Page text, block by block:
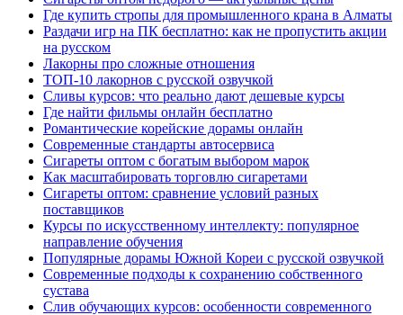
Где купить стропы для промышленного крана в Алматы
Раздачи игр на ПК бесплатно: как не пропустить акции
на русском
Лакорны про сложные отношения
ТОП-10 лакорнов с русской озвучкой
Сливы курсов: что реально дают дешевые курсы
Где найти фильмы онлайн бесплатно
Романтические корейские дорамы онлайн
Современные стандарты автосервиса
Сигареты оптом с богатым выбором марок
Как масштабировать торговлю сигаретами
Сигареты оптом: сравнение условий разных
поставщиков
Курсы по искусственному интеллекту: популярное
направление обучения
Популярные дорамы Южной Кореи с русской озвучкой
Современные подходы к сохранению собственного
сустава
Слив обучающих курсов: особенности современного